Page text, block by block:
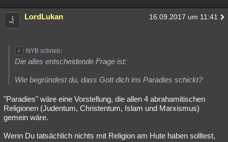
LordLukan 16.09.2017 um 11:41
NYB schrieb:
Die alles entscheidende Frage ist:
Wie begründest du, dass Gott dich ins Paradies schickt?
"Paradies" wäre eine Vorstellung, die allen 4 abrahamitischen
Religionen (Judentum, Christentum, Islam und Marxismus)
gemein wäre.
Wenn Du tatsächlich nichts mit Religion am Hute haben solltest,